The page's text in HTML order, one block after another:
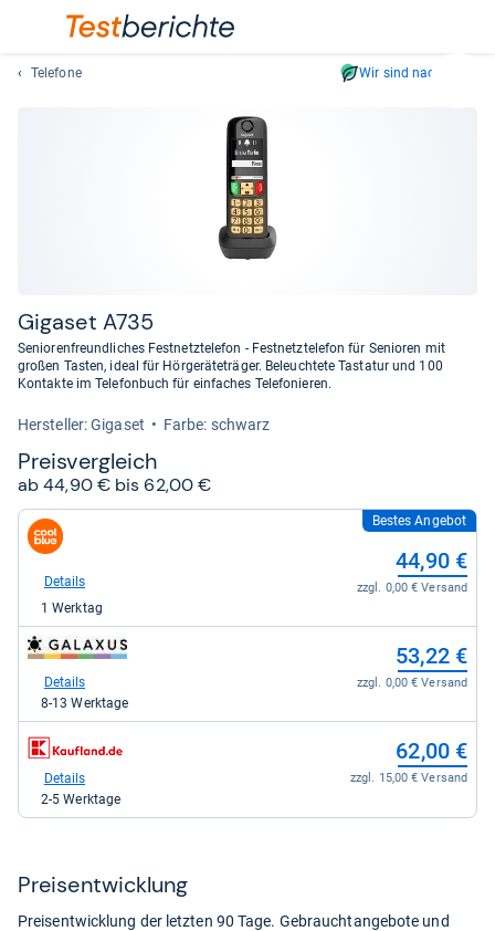
und
lassen
Telefone Wir sind nachhaltig
Giga­set A735
Seniorenfreundliches Festnetztelefon - Festnetztelefon für Senioren mit
großen Tasten, ideal für Hörgeräteträger. Beleuchtete Tastatur und 100
Kontakte im Telefonbuch für einfaches Telefonieren.
Her­stel­ler: Gigaset Farbe: schwarz
Preis­ver­gleich
ab 44,90 € bis 62,00 €
zum
Shop:
coolblue
44,90
kaufen.
Bestes Angebot
44,90 €
zzgl. 0,00 € Versand
Details
1 Werktag
zum
Shop:
galaxus
kaufen.
53,22 €
zzgl. 0,00 € Versand
Details
8-13 Werktage
zum
Shop:
Kaufland
62,00 €
zzgl. 15,00 € Versand
Details
2-5 Werktage
Preis­ent­wick­lung
Preisentwicklung der letzten 90 Tage. Gebrauchtangebote und